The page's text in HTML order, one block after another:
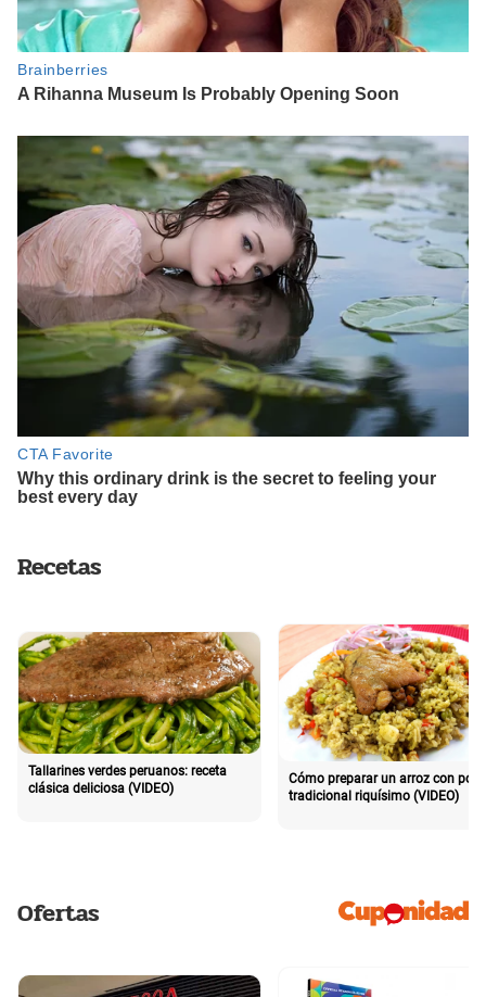
Recetas
Tallarines verdes peruanos: receta
clásica deliciosa (VIDEO)
Cómo preparar un arroz con pollo
tradicional riquísimo (VIDEO)
Ofertas